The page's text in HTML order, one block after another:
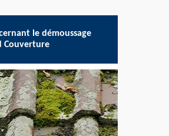
le démoussage
Couverture